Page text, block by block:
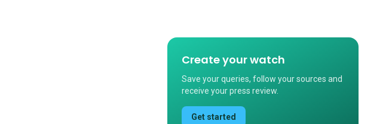
Create your watch
Save your queries, follow your sources and
receive your press review.
Get started